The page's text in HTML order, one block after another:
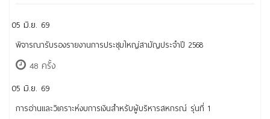
05 มิ.ย. 69
พิจารณารับรองรายงานการประชุมใหญ่สามัญประจำปี 2568
48 ครั้ง
05 มิ.ย. 69
การอ่านและวิเคราะห์งบการเงินสำหรับผู้บริหารสหกรณ์ รุ่นที่ 1